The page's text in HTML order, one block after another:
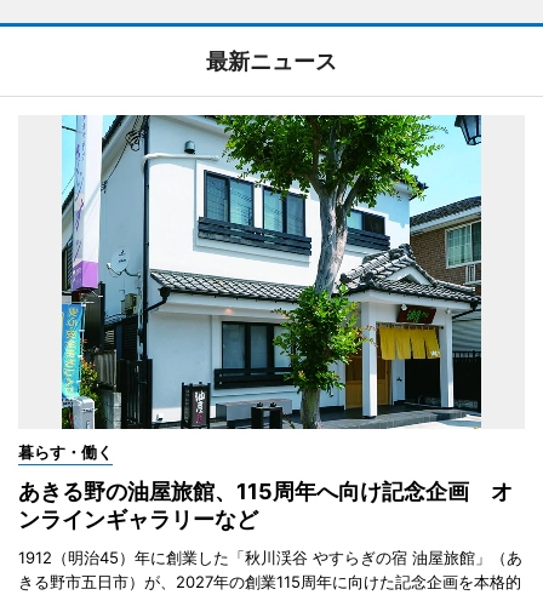
最新ニュース
暮らす・働く
あきる野の油屋旅館、115周年へ向け記念企画 オ
ンラインギャラリーなど
1912（明治45）年に創業した「秋川渓谷 やすらぎの宿 油屋旅館」（あ
きる野市五日市）が、2027年の創業115周年に向けた記念企画を本格的